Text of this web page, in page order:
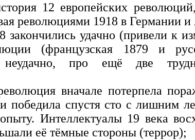
12 европейских
революциями 1918 в Германии и
закончились удачно (привели к
(французская 1879 и
неудачно, про ещё две
вначале потерпела
победила спустя сто с лишним
Интеллектуалы 19 века
её тёмные стороны (террор);